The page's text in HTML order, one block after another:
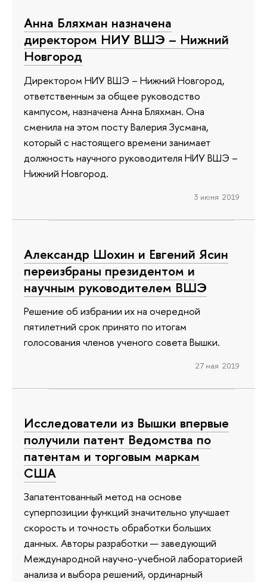
Анна Бляхман назначена
директором НИУ ВШЭ – Нижний
Новгород
Директором НИУ ВШЭ – Нижний Новгород,
ответственным за общее руководство
кампусом, назначена Анна Бляхман. Она
сменила на этом посту Валерия Зусмана,
который с настоящего времени занимает
должность научного руководителя НИУ ВШЭ –
Нижний Новгород.
3 июня 2019
Александр Шохин и Евгений Ясин
переизбраны президентом и
научным руководителем ВШЭ
Решение об избрании их на очередной
пятилетний срок принято по итогам
голосования членов ученого совета Вышки.
27 мая 2019
Исследователи из Вышки впервые
получили патент Ведомства по
патентам и торговым маркам
США
Запатентованный метод на основе
суперпозиции функций значительно улучшает
скорость и точность обработки больших
данных. Авторы разработки — заведующий
Международной научно-учебной лабораторией
анализа и выбора решений, ординарный